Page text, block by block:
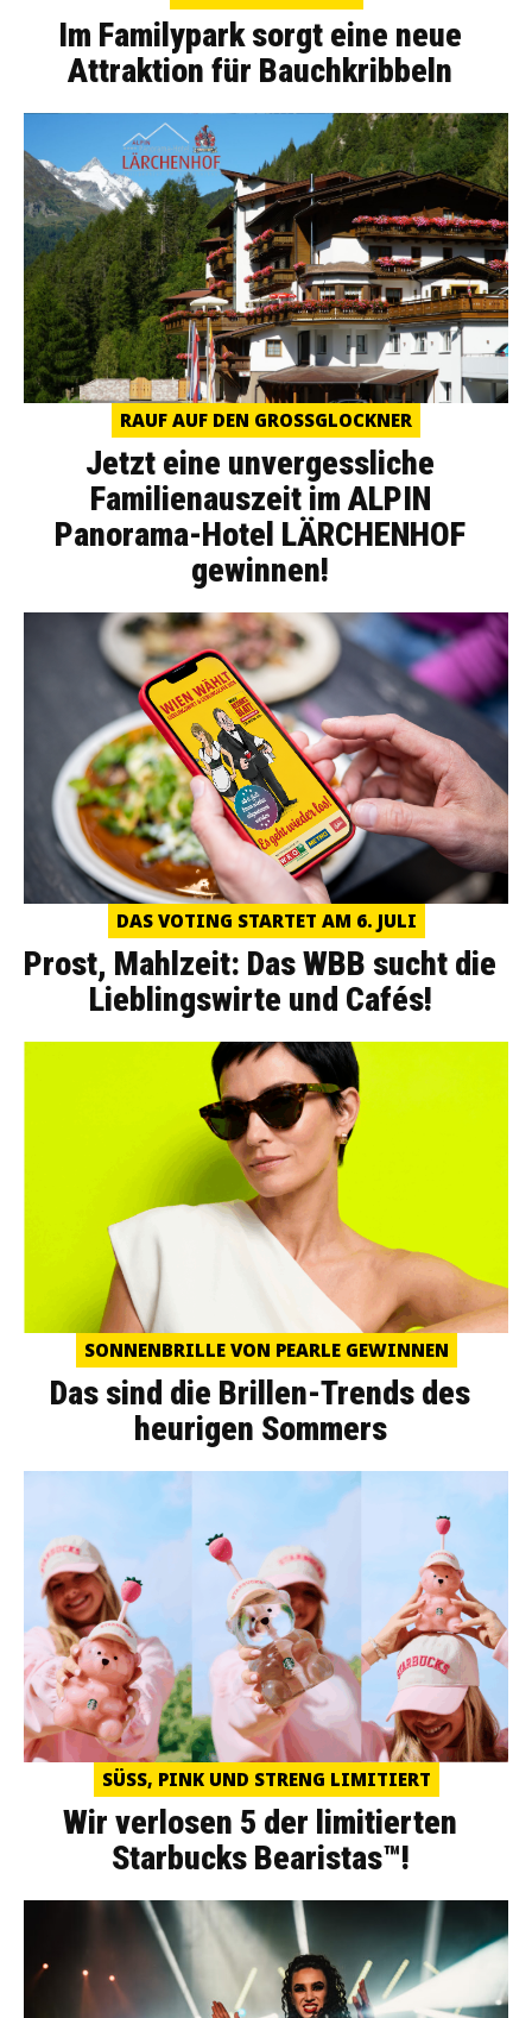
Im Familypark sorgt eine neue
Attraktion für Bauchkribbeln
RAUF AUF DEN GROSSGLOCKNER
Jetzt eine unvergessliche
Familienauszeit im ALPIN
Panorama-Hotel LÄRCHENHOF
gewinnen!
DAS VOTING STARTET AM 6. JULI
Prost, Mahlzeit: Das WBB sucht die
Lieblingswirte und Cafés!
SONNENBRILLE VON PEARLE GEWINNEN
Das sind die Brillen-Trends des
heurigen Sommers
SÜSS, PINK UND STRENG LIMITIERT
Wir verlosen 5 der limitierten
Starbucks Bearistas™!